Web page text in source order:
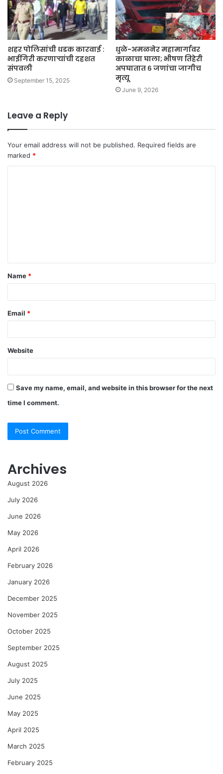
शहर पोलिसांची धडक कारवाई :
भाईगिरी करणाऱ्यांची दहशत
संपवली
September 15, 2025
धुळे-अमळनेर महामार्गावर
काळाचा घाला; भीषण तिहेरी
अपघातात ६ जणांचा जागीच
मृत्यू
June 9, 2026
Leave a Reply
Your email address will not be published. Required fields are
marked *
t
*
Name *
Email *
Website
Save my name, email, and website in this browser for the next
time I comment.
Archives
August 2026
July 2026
June 2026
May 2026
April 2026
February 2026
January 2026
December 2025
November 2025
October 2025
September 2025
August 2025
July 2025
June 2025
May 2025
April 2025
March 2025
February 2025